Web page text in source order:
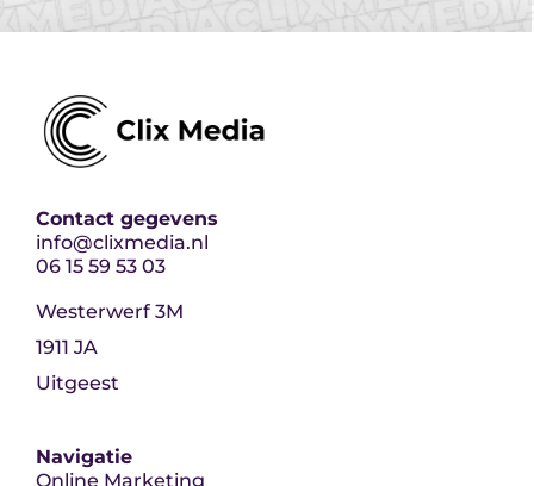
Contact gegevens
info@clixmedia.nl
06 15 59 53 03
Westerwerf 3M
1911 JA
Uitgeest
Navigatie
Online Marketing